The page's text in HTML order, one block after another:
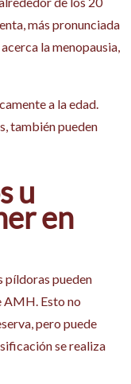
más pronunciada
la menopausia,
a la edad.
también pueden
u
en
píldoras pueden
AMH. Esto no
pero puede
se realiza